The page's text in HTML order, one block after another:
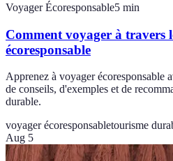
Voyager Écoresponsable5 min
Comment voyager à travers
écoresponsable
Apprenez à voyager écoresponsable
de conseils, d'exemples et de
durable.
voyager écoresponsabletourisme
Aug 5